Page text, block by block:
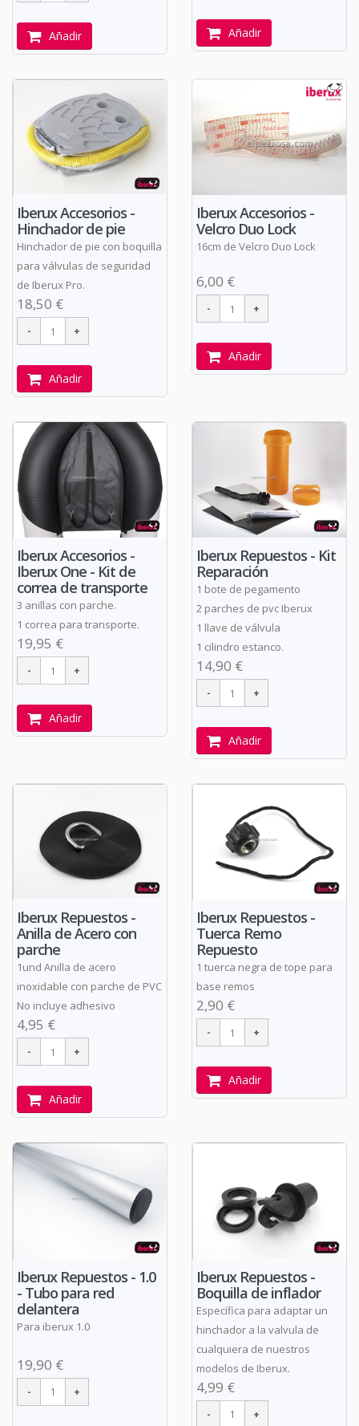
Añadir Añadir
Iberux Accesorios -
Hinchador de pie
Hinchador de pie con boquilla
para válvulas de seguridad
de Iberux Pro.
18,50 €
Añadir
Iberux Accesorios -
Velcro Duo Lock
16cm de Velcro Duo Lock
6,00 €
Añadir
Iberux Accesorios -
Iberux One - Kit de
correa de transporte
3 anillas con parche.
1 correa para transporte.
19,95 €
Añadir
Iberux Repuestos - Kit
Reparación
1 bote de pegamento
2 parches de pvc Iberux
1 llave de válvula
1 cilindro estanco.
14,90 €
Añadir
Iberux Repuestos -
Anilla de Acero con
parche
1und Anilla de acero
inoxidable con parche de PVC
No incluye adhesivo
4,95 €
Añadir
Iberux Repuestos -
Tuerca Remo
Repuesto
1 tuerca negra de tope para
base remos
2,90 €
Añadir
Iberux Repuestos - 1.0
- Tubo para red
delantera
Para iberux 1.0
19,90 €
Iberux Repuestos -
Boquilla de inflador
Específica para adaptar un
hinchador a la valvula de
cualquiera de nuestros
modelos de Iberux.
4,99 €